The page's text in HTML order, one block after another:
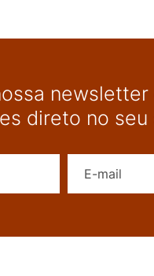
direto no seu